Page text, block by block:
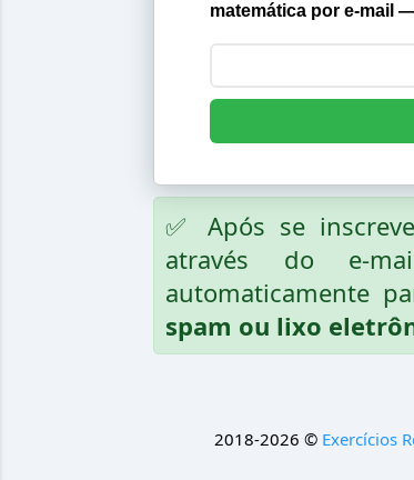
matemática por e-mail
✅ Após se
através do e-
automaticamente
spam ou lixo
2018-2026 © Exercícios